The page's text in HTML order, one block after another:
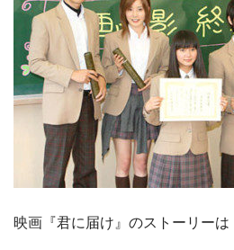
映画『君に届け』のストーリーは